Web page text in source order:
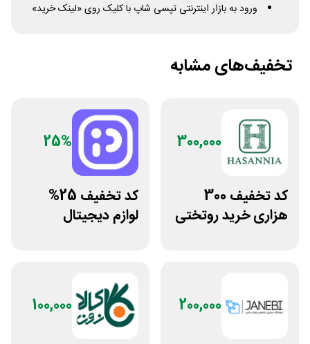
ورود به بازار اینترنتی تپسی شاپ با کلیک روی «لینک خرید»
تخفیف‌های مشابه
300,000
کد تخفیف 300
هزاری خرید روتختی
25%
کد تخفیف 25%
لوازم دیجیتال
200,000
100,000